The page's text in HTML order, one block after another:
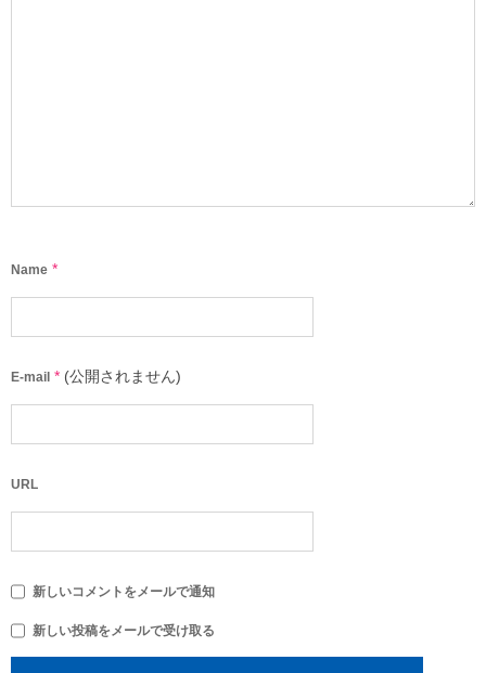
Name *
E-mail * (公開されません)
URL
新しいコメントをメールで通知
新しい投稿をメールで受け取る